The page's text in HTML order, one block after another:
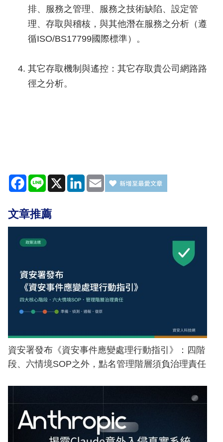
排、服務之管理、服務之技術缺陷、設定管
理、存取與稽核，與其他潛在服務之分析（遵
循ISO/BS17799國際標準）。
其它存取機制與遙控：其它存取貴公司網路路
徑之分析。
Facebook
Line X LinkedIn
Email
文章推薦
資安署發布《資安事件應變處理行動指引》：四階
段、六情境SOP之外，點名管理階層須負治理責任